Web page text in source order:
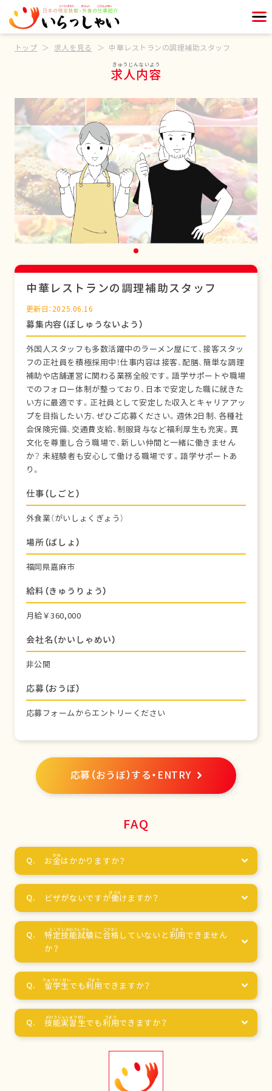
トップ 求人を見る 中華レストランの調理補助スタッフ
求人内容
中華レストランの調理補助スタッフ
更新日：2025.06.16
募集内容（ぼしゅうないよう）
外国人スタッフも多数活躍中のラーメン屋にて、接客スタッ
フの正社員を積極採用中！仕事内容は接客、配膳、簡単な調理
補助や店舗運営に関わる業務全般です。語学サポートや職場
でのフォロー体制が整っており、日本で安定した職に就きた
い方に最適です。正社員として安定した収入とキャリアアッ
プを目指したい方、ぜひご応募ください。週休2日制、各種社
会保険完備、交通費支給、制服貸与など福利厚生も充実。異
文化を尊重し合う職場で、新しい仲間と一緒に働きません
か？ 未経験者も安心して働ける職場です。語学サポートあ
り。
仕事（しごと）
外食業（がいしょくぎょう）
場所（ばしょ）
福岡県嘉麻市
給料（きゅうりょう）
月給￥360,000
会社名（かいしゃめい）
非公開
応募（おうぼ）
応募フォームからエントリーください
応募（おうぼ）する・ENTRY
FAQ
お金はかかりますか？
ビザがないですが働けますか？
特定技能試験に合格 していないと利用 できません
か？
留学生でも利用 できますか？
技能実習生でも利用できますか？